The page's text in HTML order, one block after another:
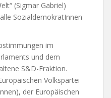
(Sigmar Gabriel)
SozialdemokratInnen
im
und dem
S&D-Fraktion.
Volkspartei
der Europäischen